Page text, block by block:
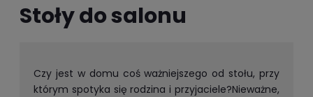
Stoły do salonu
Czy jest w domu coś ważniejszego od stołu, przy
którym spotyka się rodzina i przyjaciele?Nieważne,